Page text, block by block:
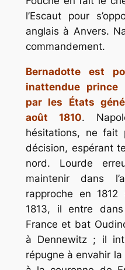
l’Escaut pour
anglais à Anvers.
commandement.
Bernadotte est
inattendue prince
par les États
août 1810.
hésitations, ne fait
décision, espérant
nord. Lourde
maintenir dans
rapproche en
1813, il entre
France et bat
à Dennewitz ; il
répugne à envahir